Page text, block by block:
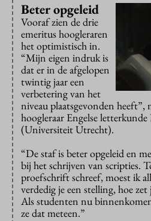
Beter opgeleid
Vooraf zien de drie
emeritus hoogleraren
het optimistisch in.
“Mijn eigen indruk is
dat er in de afgelopen
twintig jaar een
verbetering van het
niveau plaatsgevonden heeft”,
hoogleraar Engelse letterkunde
(Universiteit Utrecht).
“De staf is beter opgeleid en
bij het schrijven van scripties.
proefschrift schreef, moest ik
verdedig je een stelling, hoe
Als studenten nu
ze dat meteen.”